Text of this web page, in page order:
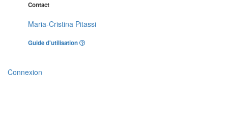
Contact
Maria-Cristina Pitassi
Guide d'utilisation
Connexion